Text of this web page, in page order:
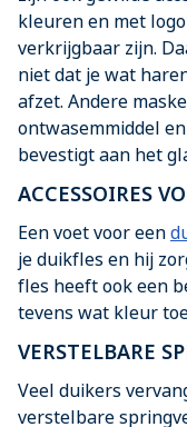
kleuren en met
verkrijgbaar zijn.
niet dat je wat
afzet. Andere
ontwasemmiddel
bevestigt aan het
ACCESSOIRES
Een voet voor een
je duikfles en hij
fles heeft ook een
tevens wat kleur
VERSTELBARE
Veel duikers
verstelbare